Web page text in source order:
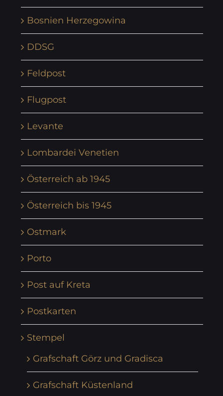
Bosnien Herzegowina
DDSG
Feldpost
Flugpost
Levante
Lombardei Venetien
Österreich ab 1945
Österreich bis 1945
Ostmark
Porto
Post auf Kreta
Postkarten
Stempel
Grafschaft Görz und Gradisca
Grafschaft Küstenland